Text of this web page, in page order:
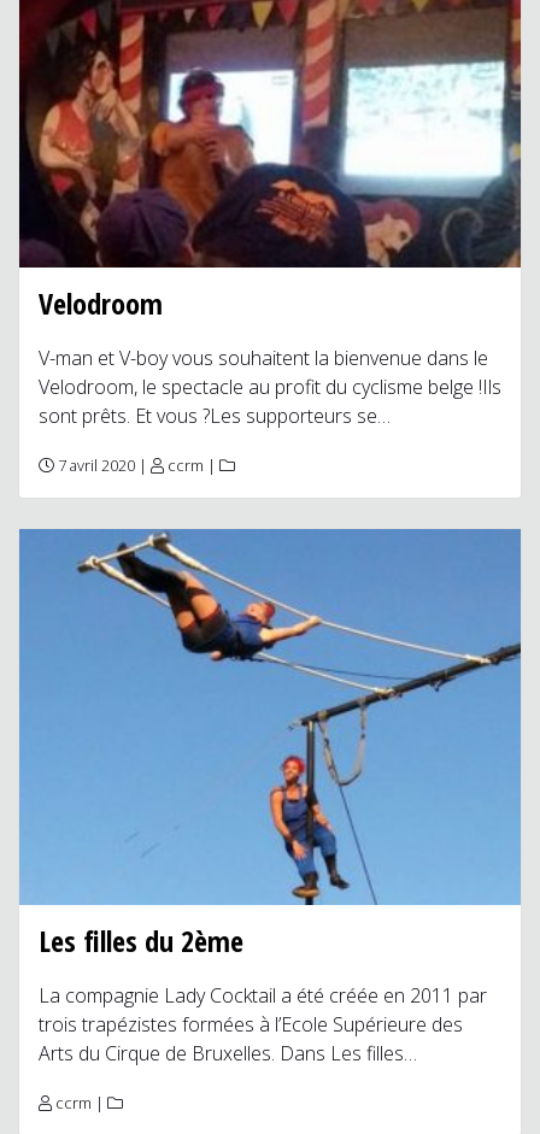
Velodroom
V-man et V-boy vous souhaitent la bienvenue dans le
Velodroom, le spectacle au profit du cyclisme belge !Ils
sont prêts. Et vous ?Les supporteurs se…
7 avril 2020 | ccrm |
Les filles du 2ème
La compagnie Lady Cocktail a été créée en 2011 par
trois trapézistes formées à l’Ecole Supérieure des
Arts du Cirque de Bruxelles. Dans Les filles…
ccrm |